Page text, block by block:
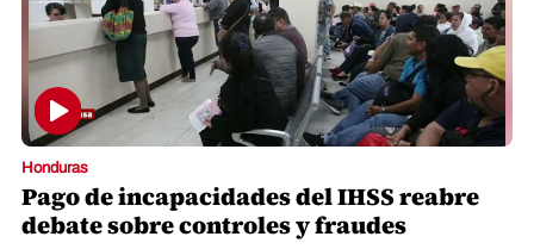
Honduras
Pago de incapacidades del IHSS reabre
debate sobre controles y fraudes